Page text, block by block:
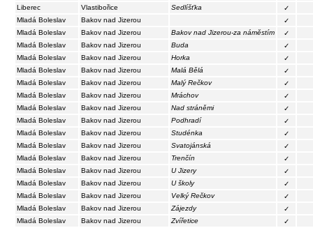
Liberec
Vlastibořice Sedlíšťka
✓
Mladá Boleslav
Bakov nad Jizerou
✓
Mladá Boleslav
Bakov nad Jizerou Bakov nad Jizerou-za náměstím
✓
Mladá Boleslav
Bakov nad Jizerou Buda
✓
Mladá Boleslav
Bakov nad Jizerou Horka
✓
Mladá Boleslav
Bakov nad Jizerou Malá Bělá
✓
Mladá Boleslav
Bakov nad Jizerou Malý Rečkov
✓
Mladá Boleslav
Bakov nad Jizerou Mráchov
✓
Mladá Boleslav
Bakov nad Jizerou Nad stráněmi
✓
Mladá Boleslav
Bakov nad Jizerou Podhradí
✓
Mladá Boleslav
Bakov nad Jizerou Studénka
✓
Mladá Boleslav
Bakov nad Jizerou Svatojánská
✓
Mladá Boleslav
Bakov nad Jizerou Trenčín
✓
Mladá Boleslav
Bakov nad Jizerou U Jizery
✓
Mladá Boleslav
Bakov nad Jizerou U školy
✓
Mladá Boleslav
Bakov nad Jizerou Velký Rečkov
✓
Mladá Boleslav
Bakov nad Jizerou Zájezdy
✓
Mladá Boleslav
Bakov nad Jizerou Zvířetice
✓